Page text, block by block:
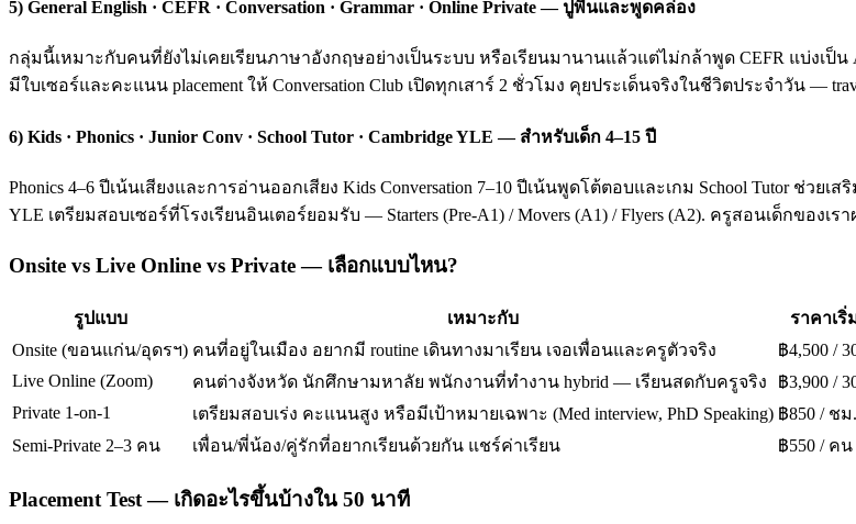
5) General English · CEFR · Conversation · Grammar · Online Private — ปูพื้นและพูดคล่อง
กลุ่มนี้เหมาะกับคนที่ยังไม่เคยเรียนภาษาอังกฤษอย่างเป็นระบบ หรือเรียนมานานแล้วแต่ไม่กล้าพูด CEFR แบ่งเ
มีใบเซอร์และคะแนน placement ให้ Conversation Club เปิดทุกเสาร์ 2 ชั่วโมง คุยประเด็นจริงในชีวิตประจำวัน —
6) Kids · Phonics · Junior Conv · School Tutor · Cambridge YLE — สำหรับเด็ก 4–15 ปี
Phonics 4–6 ปีเน้นเสียงและการอ่านออกเสียง Kids Conversation 7–10 ปีเน้นพูดโต้ตอบและเกม School Tutor ช่วยเสริ
YLE เตรียมสอบเซอร์ที่โรงเรียนอินเตอร์ยอมรับ — Starters (Pre-A1) / Movers (A1) / Flyers (A2). ครูสอนเด็กของ
Onsite vs Live Online vs Private — เลือกแบบไหน?
รูปแบบ เหมาะกับ ราคาเริ่
Onsite (ขอนแก่น/อุดรฯ) คนที่อยู่ในเมือง อยากมี routine เดินทางมาเรียน เจอเพื่อนและครูตัวจริง ฿4,500 /
Live Online (Zoom)
คนต่างจังหวัด นักศึกษามหาลัย พนักงานที่ทำงาน hybrid — เรียนสดกับครูจริง ฿3,900 /
Private 1-on-1
เตรียมสอบเร่ง คะแนนสูง หรือมีเป้าหมายเฉพาะ (Med interview, PhD Speaking) ฿850 / ชม.
Semi-Private 2–3 คน
เพื่อน/พี่น้อง/คู่รักที่อยากเรียนด้วยกัน แชร์ค่าเรียน ฿550 / ค
Placement Test — เกิดอะไรขึ้นบ้างใน 50 นาที